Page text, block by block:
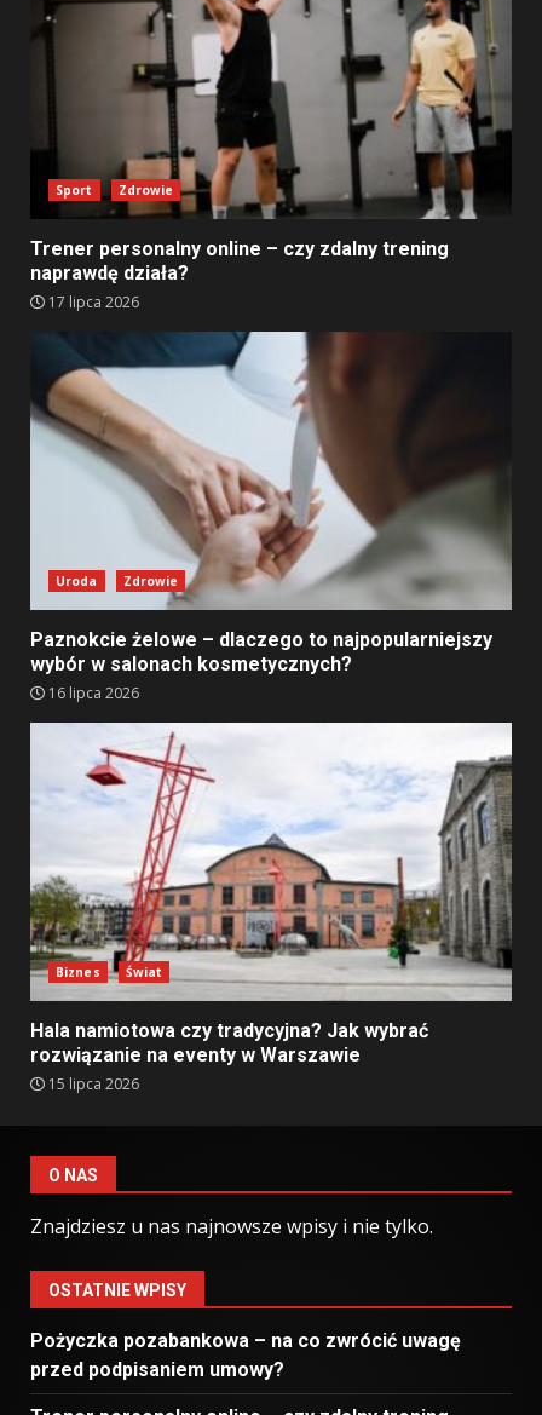
Sport Zdrowie
Trener personalny online – czy zdalny trening
naprawdę działa?
17 lipca 2026
Uroda Zdrowie
Paznokcie żelowe – dlaczego to najpopularniejszy
wybór w salonach kosmetycznych?
16 lipca 2026
Biznes Świat
Hala namiotowa czy tradycyjna? Jak wybrać
rozwiązanie na eventy w Warszawie
15 lipca 2026
O NAS
Znajdziesz u nas najnowsze wpisy i nie tylko.
OSTATNIE WPISY
Pożyczka pozabankowa – na co zwrócić uwagę
przed podpisaniem umowy?